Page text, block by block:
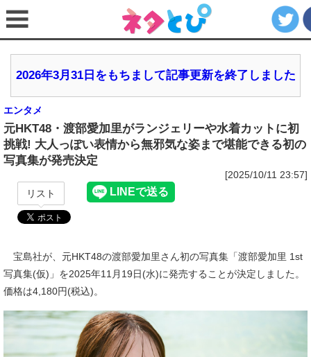
2026年3月31日をもちまして記事更新を終了しました
エンタメ
元HKT48・渡部愛加里がランジェリーや水着カットに初
挑戦! 大人っぽい表情から無邪気な姿まで堪能できる初の
写真集が発売決定
[2025/10/11 23:57]
リスト
宝島社が、元HKT48の渡部愛加里さん初の写真集「渡部愛加里 1st
写真集(仮)」を2025年11月19日(水)に発売することが決定しました。
価格は4,180円(税込)。